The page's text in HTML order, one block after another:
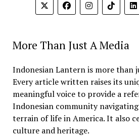
More Than Just A Media
Indonesian Lantern is more than
Every article written raises its
meaningful voice to provide a
Indonesian community
terrain of life in America. It also
culture and heritage.